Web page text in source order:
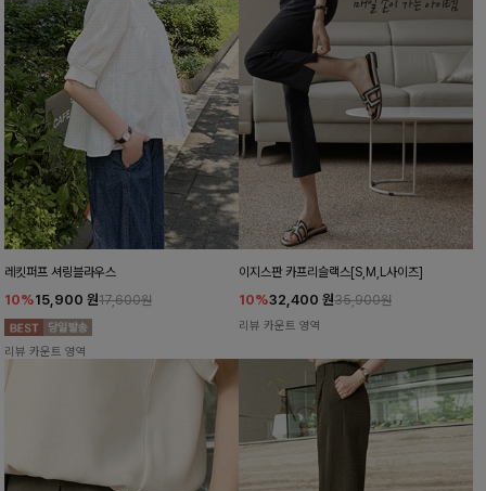
레킷퍼프 셔링블라우스
10%15,900 원17,600원
리뷰 카운트 영역
이지스판 카프리슬랙스[S,M,L사이즈]
10%32,400 원35,900원
리뷰 카운트 영역